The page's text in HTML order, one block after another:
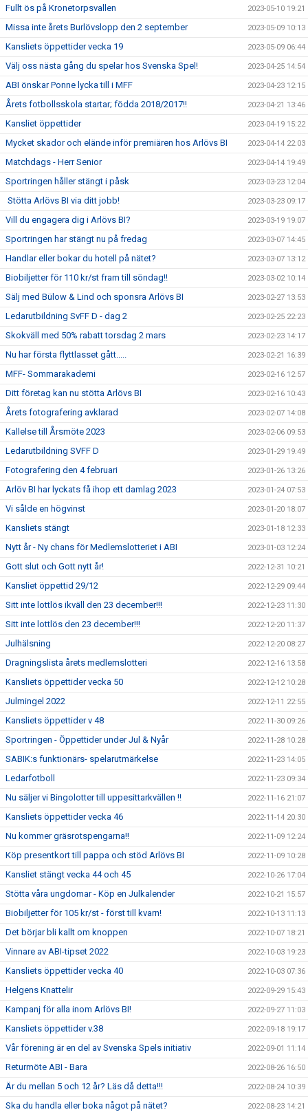
Fullt ös på Kronetorpsvallen 2023-05-10 19:21
Missa inte årets Burlövslopp den 2 september 2023-05-09 10:13
Kansliets öppettider vecka 19 2023-05-09 06:44
Välj oss nästa gång du spelar hos Svenska Spel! 2023-04-25 14:54
ABI önskar Ponne lycka till i MFF 2023-04-23 12:15
Årets fotbollsskola startar; födda 2018/2017!! 2023-04-21 13:46
Kansliet öppettider 2023-04-19 15:22
Mycket skador och elände inför premiären hos Arlövs BI 2023-04-14 22:03
Matchdags - Herr Senior 2023-04-14 19:49
Sportringen håller stängt i påsk 2023-03-23 12:04
Stötta Arlövs BI via ditt jobb! 2023-03-23 09:17
Vill du engagera dig i Arlövs BI? 2023-03-19 19:07
Sportringen har stängt nu på fredag 2023-03-07 14:45
Handlar eller bokar du hotell på nätet? 2023-03-07 13:12
Biobiljetter för 110 kr/st fram till söndag!! 2023-03-02 10:14
Sälj med Bülow & Lind och sponsra Arlövs BI 2023-02-27 13:53
Ledarutbildning SvFF D - dag 2 2023-02-25 22:23
Skokväll med 50% rabatt torsdag 2 mars 2023-02-23 14:17
Nu har första flyttlasset gått..... 2023-02-21 16:39
MFF- Sommarakademi 2023-02-16 12:57
Ditt företag kan nu stötta Arlövs BI 2023-02-16 10:43
Årets fotografering avklarad 2023-02-07 14:08
Kallelse till Årsmöte 2023 2023-02-06 09:53
Ledarutbildning SVFF D 2023-01-29 19:49
Fotografering den 4 februari 2023-01-26 13:26
Arlöv BI har lyckats få ihop ett damlag 2023 2023-01-24 07:53
Vi sålde en högvinst 2023-01-20 18:07
Kansliets stängt 2023-01-18 12:33
Nytt år - Ny chans för Medlemslotteriet i ABI 2023-01-03 12:24
Gott slut och Gott nytt år! 2022-12-31 10:21
Kansliet öppettid 29/12 2022-12-29 09:44
Sitt inte lottlös ikväll den 23 december!!! 2022-12-23 11:30
Sitt inte lottlös den 23 december!!! 2022-12-20 11:37
Julhälsning 2022-12-20 08:27
Dragningslista årets medlemslotteri 2022-12-16 13:58
Kansliets öppettider vecka 50 2022-12-12 10:28
Julmingel 2022 2022-12-11 22:55
Kansliets öppettider v 48 2022-11-30 09:26
Sportringen - Öppettider under Jul & Nyår 2022-11-28 10:28
SABIK:s funktionärs- spelarutmärkelse 2022-11-23 14:05
Ledarfotboll 2022-11-23 09:34
Nu säljer vi Bingolotter till uppesittarkvällen !! 2022-11-16 21:07
Kansliets öppettider vecka 46 2022-11-14 20:30
Nu kommer gräsrotspengarna!! 2022-11-09 12:24
Köp presentkort till pappa och stöd Arlövs BI 2022-11-09 10:28
Kansliet stängt vecka 44 och 45 2022-10-26 17:04
Stötta våra ungdomar - Köp en Julkalender 2022-10-21 15:57
Biobiljetter för 105 kr/st - först till kvarn! 2022-10-13 11:13
Det börjar bli kallt om knoppen 2022-10-07 18:21
Vinnare av ABI-tipset 2022 2022-10-03 19:23
Kansliets öppettider vecka 40 2022-10-03 07:36
Helgens Knattelir 2022-09-29 15:43
Kampanj för alla inom Arlövs BI! 2022-09-27 11:03
Kansliets öppettider v.38 2022-09-18 19:17
Vår förening är en del av Svenska Spels initiativ 2022-09-01 11:14
Returmöte ABI - Bara 2022-08-26 16:50
Är du mellan 5 och 12 år? Läs då detta!!! 2022-08-24 10:39
Ska du handla eller boka något på nätet? 2022-08-23 14:21